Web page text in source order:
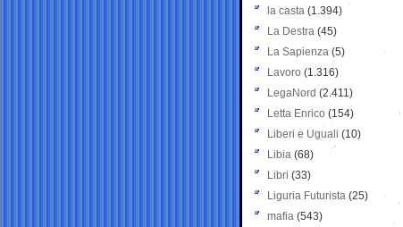
la casta (1.394)
La Destra (45)
La Sapienza (5)
Lavoro (1.316)
LegaNord (2.411)
Letta Enrico (154)
Liberi e Uguali (10)
Libia (68)
Libri (33)
Liguria Futurista (25)
mafia (543)